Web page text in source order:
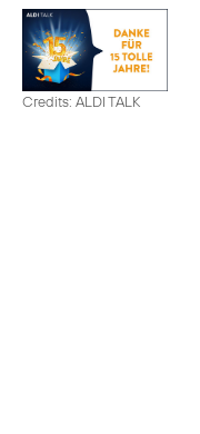
Credits: ALDI TALK